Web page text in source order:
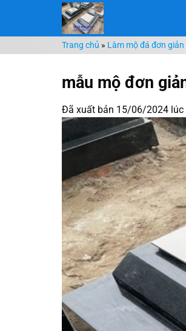
nội
dung
Trang chủ » Làm mộ đá đơn
mẫu mộ đơn
Đã xuất bản 15/06/2024 lúc